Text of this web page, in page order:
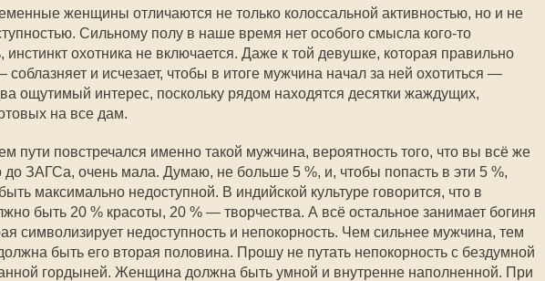
женщины отличаются не только колоссальной активностью, но и не
Сильному полу в наше время нет особого смысла кого-то
инстинкт охотника не включается. Даже к той девушке, которая правильно
соблазняет и исчезает, чтобы в итоге мужчина начал за ней охотиться —
ощутимый интерес, поскольку рядом находятся десятки жаждущих,
на все дам.
пути повстречался именно такой мужчина, вероятность того, что вы всё же
до ЗАГСа, очень мала. Думаю, не больше 5 %, и, чтобы попасть в эти 5 %,
максимально недоступной. В индийской культуре говорится, что в
быть 20 % красоты, 20 % — творчества. А всё остальное занимает богиня
символизирует недоступность и непокорность. Чем сильнее мужчина, тем
быть его вторая половина. Прошу не путать непокорность с бездумной
гордыней. Женщина должна быть умной и внутренне наполненной. При